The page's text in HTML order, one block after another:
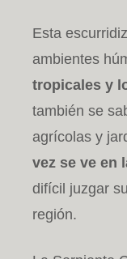
Esta
ambientes
tropicales y
también se
agrícolas y
vez se ve en
difícil juzgar
región.